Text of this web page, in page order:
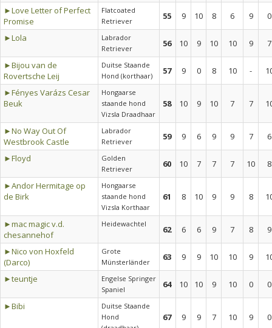
►Love Letter of Perfect
Promise
Flatcoated
Retriever
55 9 10 8 6 9
0
►Lola
Labrador
Retriever
56 10 9 10 10 9
7
►Bijou van de
Rovertsche Leij
Duitse Staande
Hond (korthaar)
57 9 0 8 10 -
►Fényes Varázs Cesar
Beuk
Hongaarse
staande hond
Vizsla Draadhaar
58 10 9 10 7 7
►No Way Out Of
Westbrook Castle
Labrador
Retriever
59 9 6 9 9 7
6
►Floyd
Golden
Retriever
60 10 7 7 7 10
8
►Andor Hermitage op
de Birk
Hongaarse
staande hond
Vizsla Korthaar
61 8 10 9 9 8
►mac magic v.d.
chesannehof
Heidewachtel
62 6 6 9 7 8
9
►Nico von Hoxfeld
(Darco)
Grote
Münsterländer
63 9 9 10 10 9
►teuntje
Engelse Springer
Spaniel
64 10 10 9 10 0
0
►Bibi
Duitse Staande
Hond
67 9 9 7 10 9 0